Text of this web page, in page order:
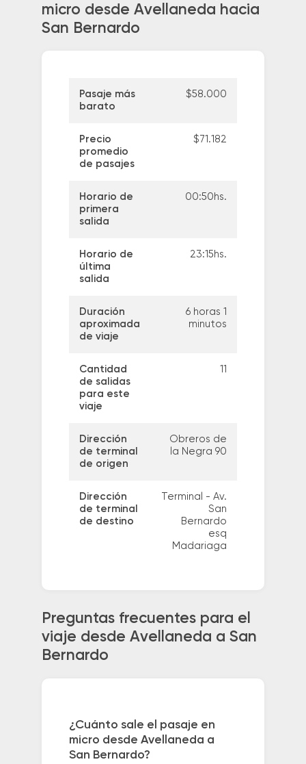
micro desde Avellaneda hacia
San Bernardo
Pasaje más
barato
$58.000
Precio
promedio
de pasajes
$71.182
Horario de
primera
salida
00:50hs.
Horario de
última
salida
23:15hs.
Duración
aproximada
de viaje
6 horas 1
minutos
Cantidad
de salidas
para este
viaje
11
Dirección
de terminal
de origen
Obreros de
la Negra 90
Dirección
de terminal
de destino
Terminal - Av.
San
Bernardo
esq
Madariaga
Preguntas frecuentes para el
viaje desde Avellaneda a San
Bernardo
¿Cuánto sale el pasaje en
micro desde Avellaneda a
San Bernardo?